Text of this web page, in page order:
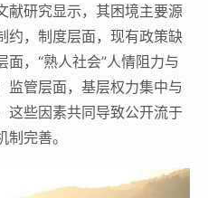
献研究显示，其困境主要源
约，制度层面，现有政策缺
，“熟人社会”人情阻力与
监管层面，基层权力集中与
这些因素共同导致公开流于
完善。